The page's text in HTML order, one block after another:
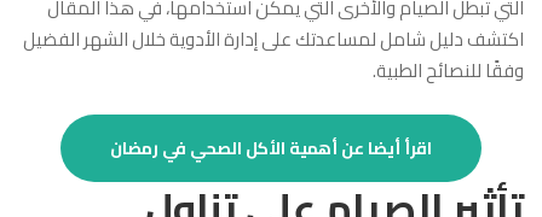
التي تبطل الصيام والأخرى التي يمكن استخدامها، في هذا المقال
اكتشف دليل شامل لمساعدتك على إدارة الأدوية خلال الشهر الفضيل
وفقًا للنصائح الطبية.
اقرأ أيضا عن أهمية الأكل الصحي في رمضان